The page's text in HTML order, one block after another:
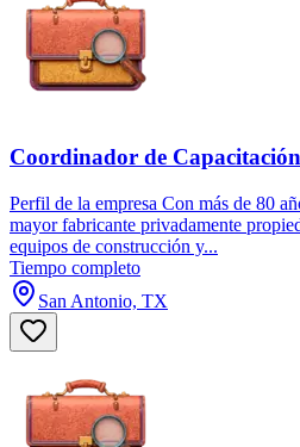
Coordinador de
Perfil de la empresa Con más de 80
mayor fabricante privadamente
equipos de construcción y...
Tiempo completo
San Antonio, TX